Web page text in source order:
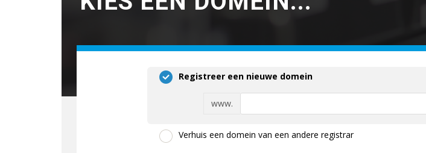
Registreer een nieuwe domein
www.
Verhuis een domein van een andere registrar